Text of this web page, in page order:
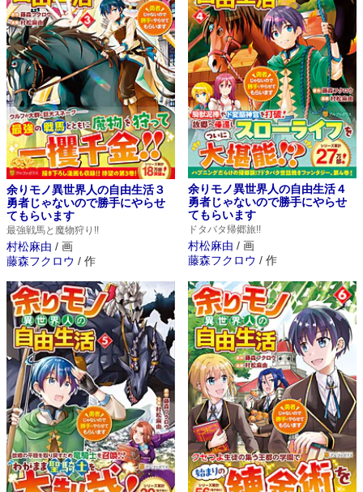
最強戦馬と魔物狩り!!
余りモノ異世界人の自由生活３
勇者じゃないので勝手にやらせ
てもらいます
村松麻由 / 画
藤森フクロウ / 作
ドタバタ帰郷旅!!
余りモノ異世界人の自由生活４
勇者じゃないので勝手にやらせ
てもらいます
村松麻由 / 画
藤森フクロウ / 作